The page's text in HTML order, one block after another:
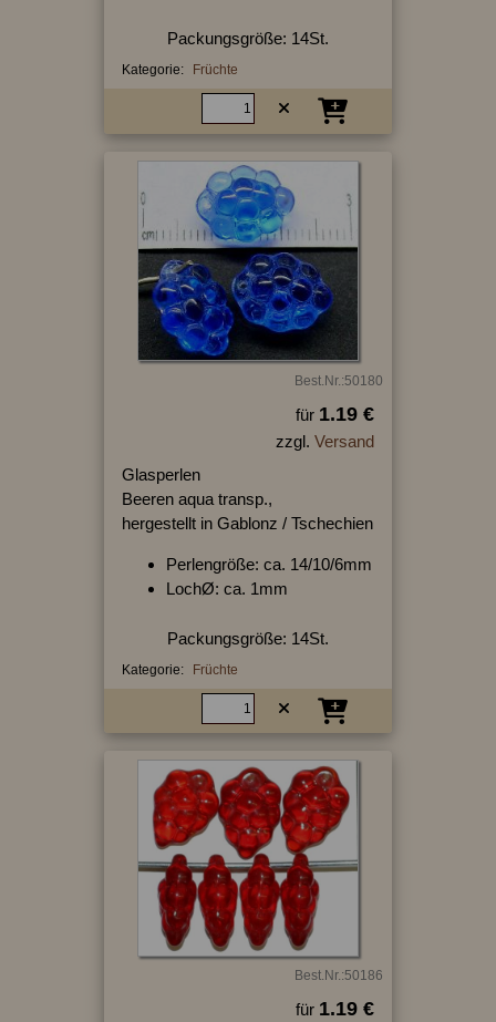
Packungsgröße: 14St.
Kategorie: Früchte
Best.Nr.:50180
für 1.19 €
zzgl. Versand
Glasperlen
Beeren aqua transp.,
hergestellt in Gablonz / Tschechien
Perlengröße: ca. 14/10/6mm
LochØ: ca. 1mm
Packungsgröße: 14St.
Kategorie: Früchte
Best.Nr.:50186
für 1.19 €